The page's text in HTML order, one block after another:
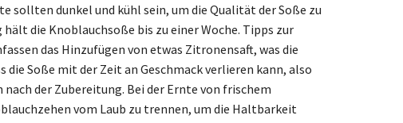
sollten dunkel und kühl sein, um die Qualität der Soße zu
die Knoblauchsoße bis zu einer Woche. Tipps zur
das Hinzufügen von etwas Zitronensaft, was die
die Soße mit der Zeit an Geschmack verlieren kann, also
der Zubereitung. Bei der Ernte von frischem
vom Laub zu trennen, um die Haltbarkeit